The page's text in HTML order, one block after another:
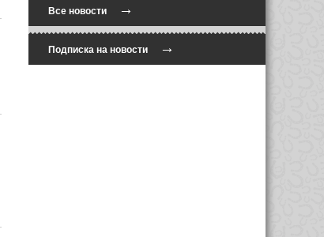
Все новости→
Подписка на новости→